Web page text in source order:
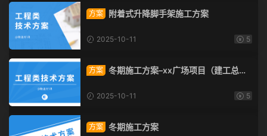
方案 附着式升降脚手架施工方案
2025-10-11 5
方案 冬期施工方案–xx广场项目（建工总承
2025-10-11 5
方案 冬期施工方案